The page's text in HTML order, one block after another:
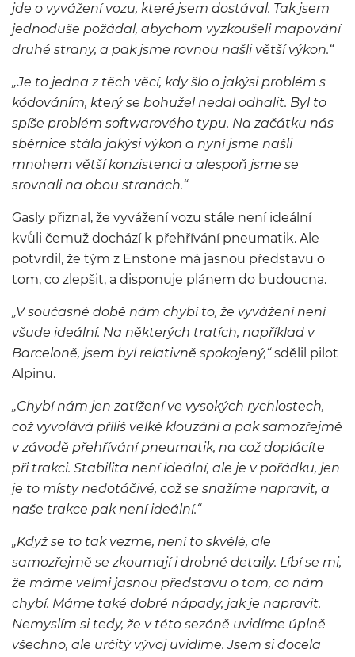
jde o vyvážení vozu, které jsem dostával. Tak jsem
jednoduše požádal, abychom vyzkoušeli mapování
druhé strany, a pak jsme rovnou našli větší výkon.“
„Je to jedna z těch věcí, kdy šlo o jakýsi problém s
kódováním, který se bohužel nedal odhalit. Byl to
spíše problém softwarového typu. Na začátku nás
sběrnice stála jakýsi výkon a nyní jsme našli
mnohem větší konzistenci a alespoň jsme se
srovnali na obou stranách.“
Gasly přiznal, že vyvážení vozu stále není ideální
kvůli čemuž dochází k přehřívání pneumatik. Ale
potvrdil, že tým z Enstone má jasnou představu o
tom, co zlepšit, a disponuje plánem do budoucna.
„V současné době nám chybí to, že vyvážení není
všude ideální. Na některých tratích, například v
Barceloně, jsem byl relativně spokojený,“sdělil pilot
Alpinu.
„Chybí nám jen zatížení ve vysokých rychlostech,
což vyvolává příliš velké klouzání a pak samozřejmě
v závodě přehřívání pneumatik, na což doplácíte
při trakci. Stabilita není ideální, ale je v pořádku, jen
je to místy nedotáčivé, což se snažíme napravit, a
naše trakce pak není ideální.“
„Když se to tak vezme, není to skvělé, ale
samozřejmě se zkoumají i drobné detaily. Líbí se mi,
že máme velmi jasnou představu o tom, co nám
chybí. Máme také dobré nápady, jak je napravit.
Nemyslím si tedy, že v této sezóně uvidíme úplně
všechno, ale určitý vývoj uvidíme. Jsem si docela